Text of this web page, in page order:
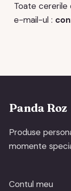
Toate
e-mail-ul :
Panda Roz
Produse
momente
Contul meu